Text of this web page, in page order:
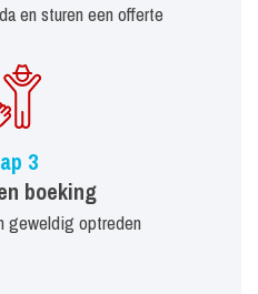
en sturen een offerte
3
boeking
geweldig optreden